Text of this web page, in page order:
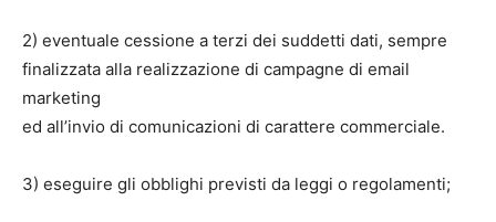
2) eventuale cessione a terzi dei suddetti dati, sempre
finalizzata alla realizzazione di campagne di email
marketing
ed all’invio di comunicazioni di carattere commerciale.
3) eseguire gli obblighi previsti da leggi o regolamenti;